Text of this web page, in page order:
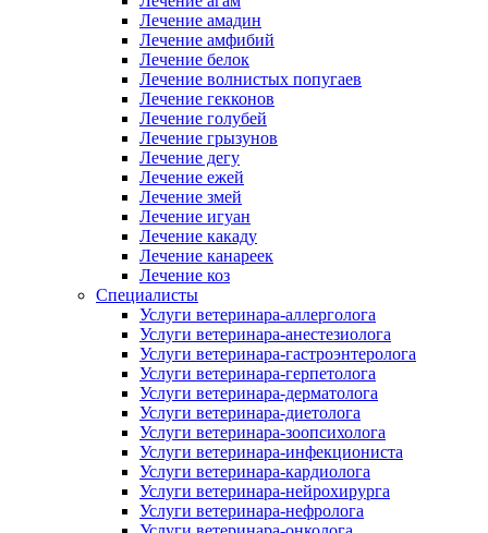
Лечение амадин
Лечение амфибий
Лечение белок
Лечение волнистых попугаев
Лечение гекконов
Лечение голубей
Лечение грызунов
Лечение дегу
Лечение ежей
Лечение змей
Лечение игуан
Лечение какаду
Лечение канареек
Лечение коз
Специалисты
Услуги ветеринара-аллерголога
Услуги ветеринара-анестезиолога
Услуги ветеринара-гастроэнтеролога
Услуги ветеринара-герпетолога
Услуги ветеринара-дерматолога
Услуги ветеринара-диетолога
Услуги ветеринара-зоопсихолога
Услуги ветеринара-инфекциониста
Услуги ветеринара-кардиолога
Услуги ветеринара-нейрохирурга
Услуги ветеринара-нефролога